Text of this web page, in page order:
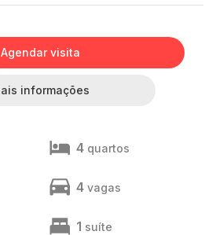
Agendar visita
informações
4 quartos
4 vagas
1 suíte